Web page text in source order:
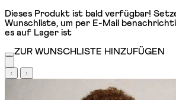
Dieses Produkt ist bald verfügbar!
Wunschliste, um per E-Mail
es auf Lager ist
ZUR WUNSCHLISTE HINZUFÜGEN